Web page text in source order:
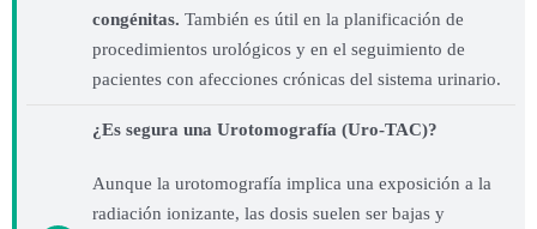
congénitas. También es útil en la planificación de
procedimientos urológicos y en el seguimiento de
pacientes con afecciones crónicas del sistema urinario.
¿Es segura una Urotomografía (Uro-TAC)?
Aunque la urotomografía implica una exposición a la
radiación ionizante, las dosis suelen ser bajas y